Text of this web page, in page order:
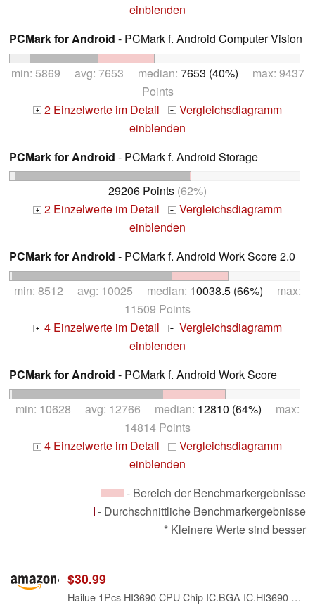
einblenden
PCMark for Android - PCMark f. Android Computer Vision
min: 5869 avg: 7653 median: 7653 (40%) max: 9437
Points
+ 2 Einzelwerte im Detail + Vergleichsdiagramm
einblenden
PCMark for Android - PCMark f. Android Storage
29206 Points (62%)
+ 2 Einzelwerte im Detail + Vergleichsdiagramm
einblenden
PCMark for Android - PCMark f. Android Work Score 2.0
min: 8512 avg: 10025 median: 10038.5 (66%) max:
11509 Points
+ 4 Einzelwerte im Detail + Vergleichsdiagramm
einblenden
PCMark for Android - PCMark f. Android Work Score
min: 10628 avg: 12766 median: 12810 (64%) max:
14814 Points
+ 4 Einzelwerte im Detail + Vergleichsdiagramm
einblenden
- Bereich der Benchmarkergebnisse
- Durchschnittliche Benchmarkergebnisse
* Kleinere Werte sind besser
$30.99
Hailue 1Pcs HI3690 CPU Chip IC.BGA IC.HI3690 GFCV201 chip.Suitable for HiSilicon Hi3690 Kirin 990 5G CPU.Electronic Components Integrated Circuits IC chip.Mobile IC chip